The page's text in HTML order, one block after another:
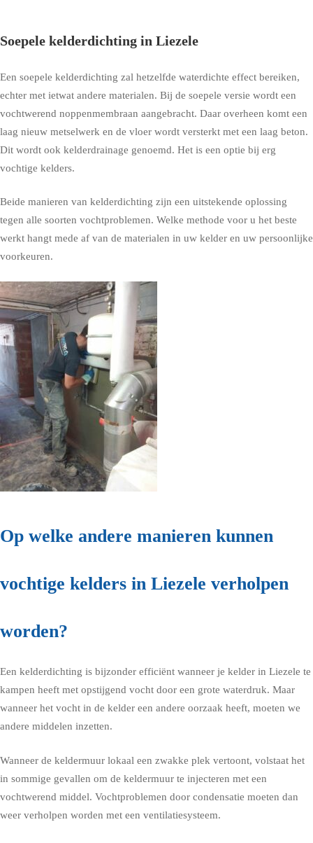
Soepele kelderdichting in Liezele
Een soepele kelderdichting zal hetzelfde waterdichte effect bereiken,
echter met ietwat andere materialen. Bij de soepele versie wordt een
vochtwerend noppenmembraan aangebracht. Daar overheen komt een
laag nieuw metselwerk en de vloer wordt versterkt met een laag beton.
Dit wordt ook kelderdrainage genoemd. Het is een optie bij erg
vochtige kelders.
Beide manieren van kelderdichting zijn een uitstekende oplossing
tegen alle soorten vochtproblemen. Welke methode voor u het beste
werkt hangt mede af van de materialen in uw kelder en uw persoonlijke
voorkeuren.
Op welke andere manieren kunnen
vochtige kelders in Liezele verholpen
worden?
Een kelderdichting is bijzonder efficiënt wanneer je kelder in Liezele te
kampen heeft met opstijgend vocht door een grote waterdruk. Maar
wanneer het vocht in de kelder een andere oorzaak heeft, moeten we
andere middelen inzetten.
Wanneer de keldermuur lokaal een zwakke plek vertoont, volstaat het
in sommige gevallen om de keldermuur te injecteren met een
vochtwerend middel. Vochtproblemen door condensatie moeten dan
weer verholpen worden met een ventilatiesysteem.